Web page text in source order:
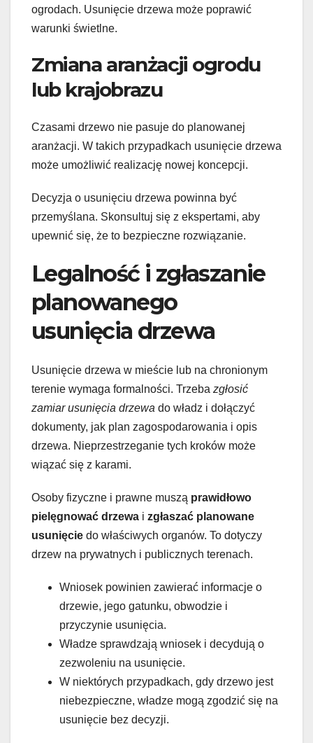
ogrodach. Usunięcie drzewa może poprawić
warunki świetlne.
Zmiana aranżacji ogrodu
lub krajobrazu
Czasami drzewo nie pasuje do planowanej
aranżacji. W takich przypadkach usunięcie drzewa
może umożliwić realizację nowej koncepcji.
Decyzja o usunięciu drzewa powinna być
przemyślana. Skonsultuj się z ekspertami, aby
upewnić się, że to bezpieczne rozwiązanie.
Legalność i zgłaszanie
planowanego
usunięcia drzewa
Usunięcie drzewa w mieście lub na chronionym
terenie wymaga formalności. Trzeba zgłosić
zamiar usunięcia drzewa do władz i dołączyć
dokumenty, jak plan zagospodarowania i opis
drzewa. Nieprzestrzeganie tych kroków może
wiązać się z karami.
Osoby fizyczne i prawne muszą prawidłowo
pielęgnować drzewa i zgłaszać planowane
usunięcie do właściwych organów. To dotyczy
drzew na prywatnych i publicznych terenach.
Wniosek powinien zawierać informacje o
drzewie, jego gatunku, obwodzie i
przyczynie usunięcia.
Władze sprawdzają wniosek i decydują o
zezwoleniu na usunięcie.
W niektórych przypadkach, gdy drzewo jest
niebezpieczne, władze mogą zgodzić się na
usunięcie bez decyzji.